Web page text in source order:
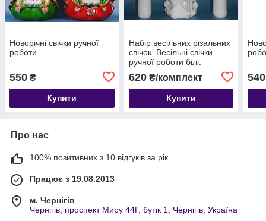
Новорічні свічки ручної
роботи
550 ₴
Купити
Набір весільних різальних
свічок. Весільні свічки
ручної роботи білі.
620₴/комплект
Купити
540
Про нас
100% позитивних з 10 відгуків за рік
Працює з 19.08.2013
м. Чернігів
Чернігів, проспект Миру 44Г, бутік 1, Чернігів, Україна